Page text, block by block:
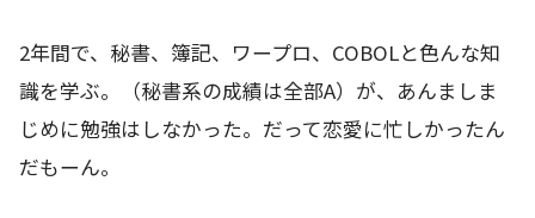
2年間で、秘書、簿記、ワープロ、COBOLと色んな知
識を学ぶ。（秘書系の成績は全部A）が、あんましま
じめに勉強はしなかった。だって恋愛に忙しかったん
だもーん。